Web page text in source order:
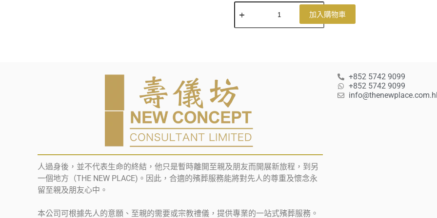
加入購物車
人過身後，並不代表生命的終結，他只是暫時離開至親及朋友而開展新旅程，到另
一個地方（THE NEW PLACE)。因此，合適的殯葬服務能將對先人的尊重及懷念永
留至親及朋友心中。
本公司可根據先人的意願、至親的需要或宗教禮儀，提供專業的一站式殯葬服務。
+852 5742 9099
+852 5742 9099